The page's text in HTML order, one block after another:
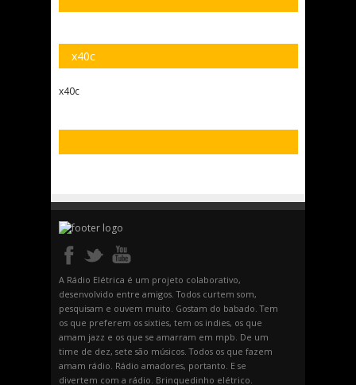
x40c
x40c
A Rádio Elétrica é um projeto colaborativo,
desenvolvido entre amigos. Todos curtem som,
pesquisam e ouvem muito. Gostam do babado. Tem
os que preferem os sixties, tem os indies, os que
amam jazz e os que se amarram em mpb. De um
time de dez, sete são músicos. Todos os que fazem
amam rádio. Rádio amadores, portanto. E se
divertem com a rádio. Brinquedinho elétrico.